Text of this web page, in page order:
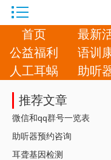
首页
最新
公益福利
语训
人工耳蜗
助听
推荐文章
微信和qq群号一览表
助听器预约咨询
耳聋基因检测